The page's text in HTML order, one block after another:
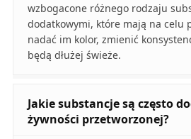
wzbogacone różnego rodzaju
dodatkowymi, które mają na celu
nadać im kolor, zmienić
będą dłużej świeże.
Jakie substancje są często
żywności przetworzonej?